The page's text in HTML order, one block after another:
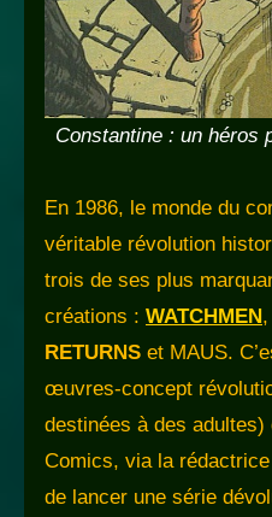
Constantine : un
En 1986, le monde du
véritable révolution
trois de ses plus
créations : WATCHMEN,
RETURNS et MAUS.
œuvres-concept
destinées à des adultes)
Comics, via la rédactrice
de lancer une série